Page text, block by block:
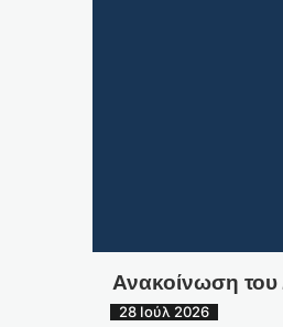
Ανακοίνωση του
28 Ιούλ 2026